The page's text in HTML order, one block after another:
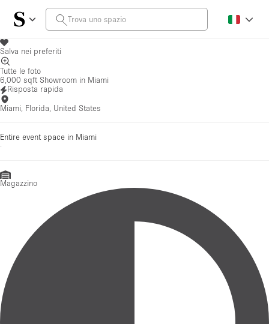
Salva nei preferiti
Tutte le foto
6,000 sqft Showroom in Miami
Risposta rapida
Miami, Florida, United States
Entire event space in Miami
·
Magazzino